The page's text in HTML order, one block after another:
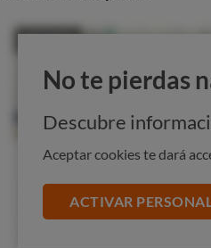
No te pierdas
Descubre
Aceptar cookies te dará
ACTIVAR